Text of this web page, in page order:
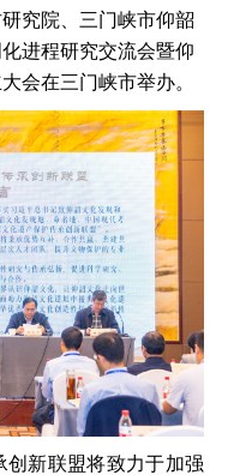
究院、三门峡市仰韶
进程研究交流会暨仰
会在三门峡市举办。
新联盟将致力于加强